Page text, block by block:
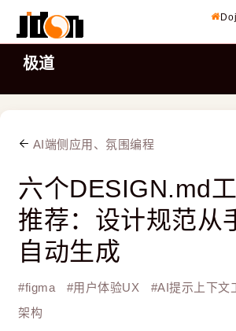
极道
AI端侧应用、氛围编程
六个DESIGN.md
推荐：设计规范从
自动生成
#figma #用户体验UX #AI提示上下文
架构